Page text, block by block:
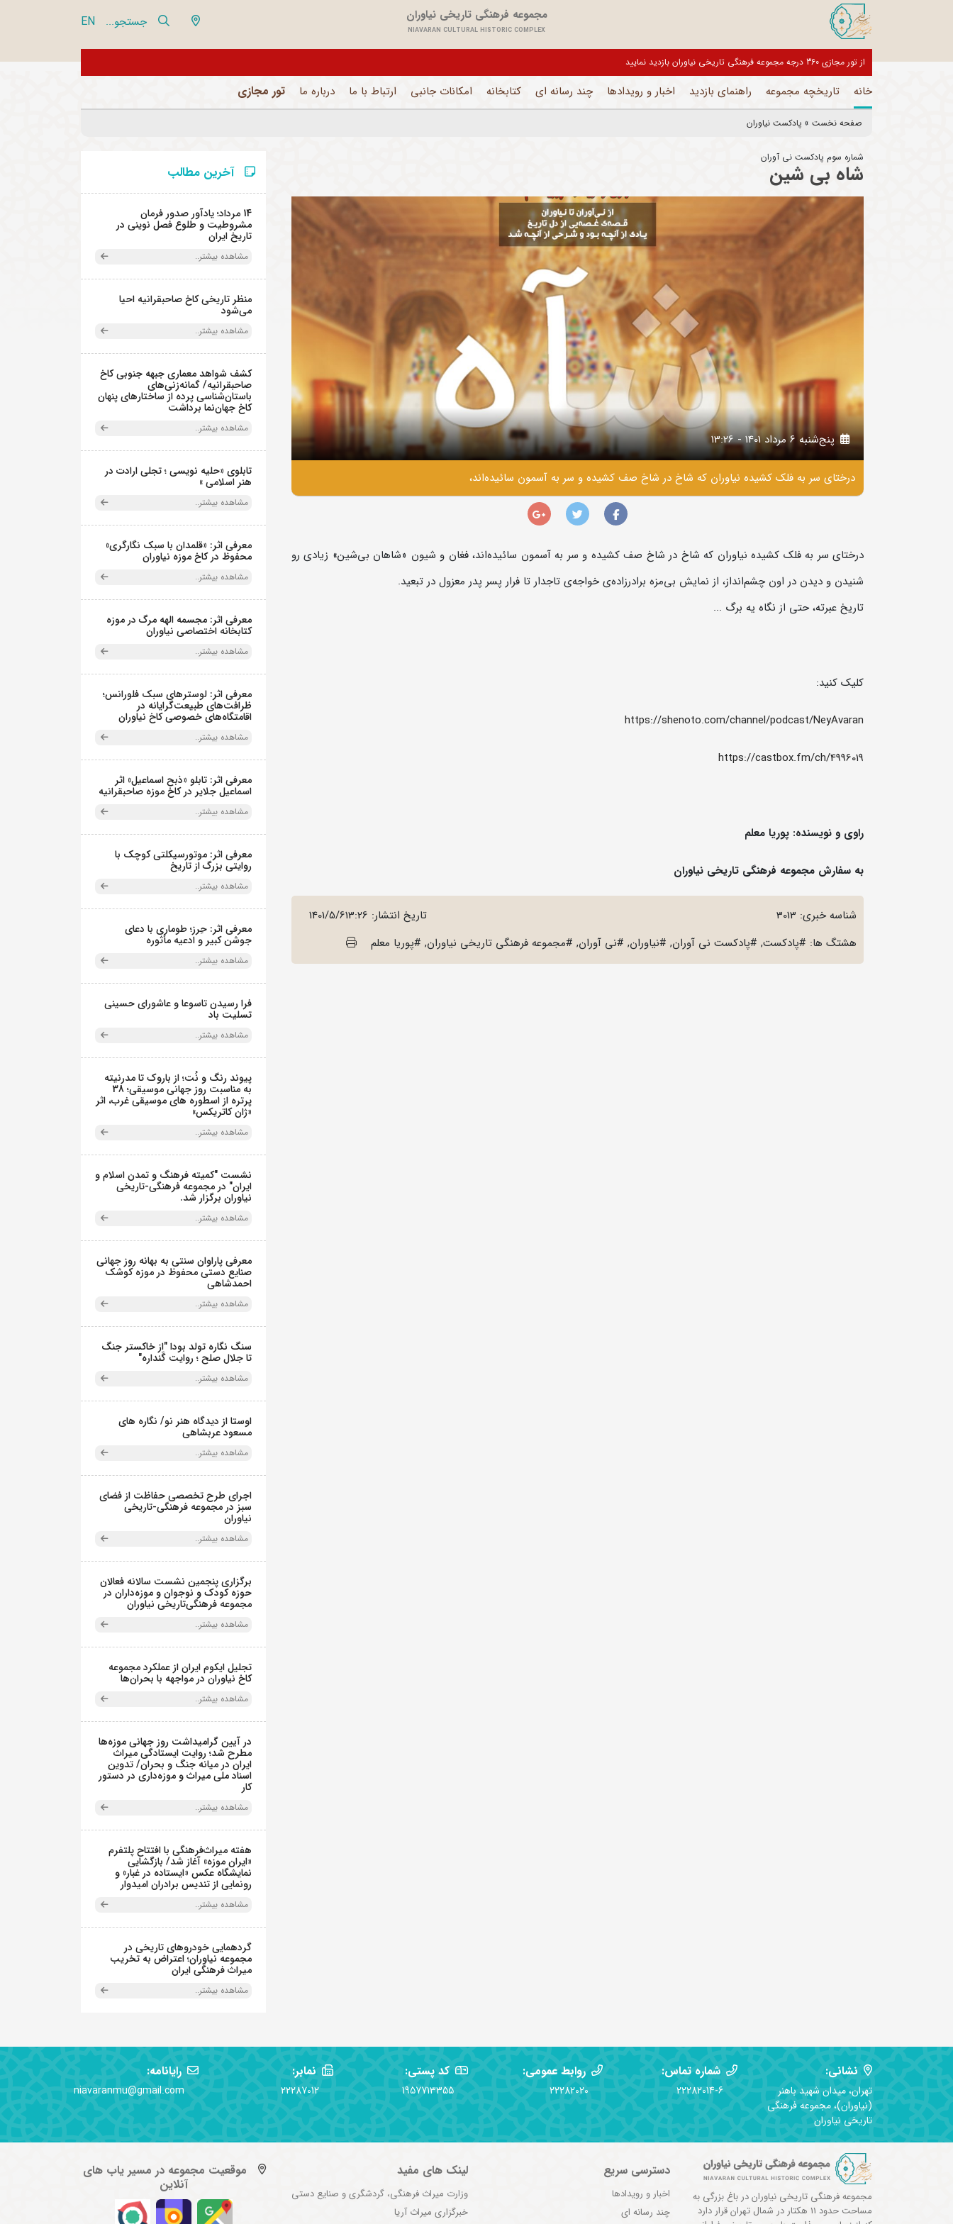
مجموعه فرهنگی تاریخی نیاوران
NIAVARAN CULTURAL HISTORIC COMPLEX جستجو... EN
بازدیدکنندگان گرامی، موزه های این مجموعه تا اطلاع ثانوی تعطیل می باشد و فقط بخش های اداری فعال است
خانه تاریخچه مجموعه راهنمای بازدید اخبار و رویدادها چند رسانه ای کتابخانه امکانات جانبی ارتباط با ما درباره ما تور مجازی
صفحه نخست » پادکست نیاوران
شماره سوم پادکست نی آوران
شاه بی شین
پنج‌شنبه 6 مرداد 1401 - 13:26
درختای سر به فلک کشیده نیاوران که شاخ در شاخ صف کشیده و سر به آسمون سائیده‌اند،
درختای سر به فلک کشیده نیاوران که شاخ در شاخ صف کشیده و سر به آسمون سائیده‌اند، فغان و شیون «شاهان بی‌شین» زیادی رو
شنیدن و دیدن در اون چشم‌انداز، از نمایش بی‌مزه برادرزاده‌ی خواجه‌ی تاجدار تا فرار پسر پدر معزول در تبعید.
تاریخ عبرته، حتی از نگاه یه برگ ...
کلیک کنید:
https://shenoto.com/channel/podcast/NeyAvaran
https://castbox.fm/ch/4996019
راوی و نویسنده: پوریا معلم
به سفارش مجموعه فرهنگی تاریخی نیاوران
شناسه خبری: 3013 تاریخ انتشار: 1401/5/613:26
هشتگ ها: #پادکست, #پادکست نی آوران, #نیاوران, #نی آوران, #مجموعه فرهنگی تاریخی نیاوران, #پوریا معلم
آخرین مطالب
14 مرداد؛ یادآور صدور فرمان
مشروطیت و طلوع فصل نوینی در
تاریخ ایران
مشاهده بیشتر..
منظر تاریخی کاخ صاحبقرانیه احیا
می‌شود
مشاهده بیشتر..
کشف شواهد معماری جبهه جنوبی کاخ
صاحبقرانیه/ گمانه‌زنی‌های
باستان‌شناسی پرده از ساختارهای پنهان
کاخ جهان‌نما برداشت
مشاهده بیشتر..
تابلوی «حلیه نویسی ؛ تجلی ارادت در
هنر اسلامی »
مشاهده بیشتر..
معرفی اثر: «قلمدان با سبک نگارگری»
محفوظ در کاخ موزه نیاوران
مشاهده بیشتر..
معرفی اثر: مجسمه الهه مرگ در موزه
کتابخانه اختصاصی نیاوران
مشاهده بیشتر..
معرفی اثر: لوسترهای سبک فلورانس؛
ظرافت‌های طبیعت‌گرایانه در
اقامتگاه‌های خصوصی کاخ نیاوران
مشاهده بیشتر..
معرفی اثر: تابلو «ذبح اسماعیل» اثر
اسماعیل جلایر در کاخ موزه صاحبقرانیه
مشاهده بیشتر..
معرفی اثر: موتورسیکلتی کوچک با
روایتی بزرگ از تاریخ
مشاهده بیشتر..
معرفی اثر: حِرز؛ طوماری با دعای
جوشن کبیر و ادعیه مأثوره
مشاهده بیشتر..
فرا رسیدن تاسوعا و عاشورای حسینی
تسلیت باد
مشاهده بیشتر..
پیوند رنگ و نُت؛ از باروک تا مدرنیته
به مناسبت روز جهانی موسیقی؛ 38
پرتره از اسطوره های موسیقی غرب، اثر
«ژان کاتریکس»
مشاهده بیشتر..
نشست "کمیته فرهنگ و تمدن اسلام و
ایران" در مجموعه فرهنگی‌-تاریخی
نیاوران برگزار شد.
مشاهده بیشتر..
معرفی پاراوان سنتی به بهانه روز جهانی
صنایع دستی محفوظ در موزه کوشک
احمدشاهی
مشاهده بیشتر..
سنگ نگاره تولد بودا "از خاکستر جنگ
تا جلال صلح ؛ روایت گَنداره"
مشاهده بیشتر..
اوستا از دیدگاه هنر نو/ نگاره های
مسعود عربشاهی
مشاهده بیشتر..
اجرای طرح تخصصی حفاظت از فضای
سبز در مجموعه فرهنگی-تاریخی
نیاوران
مشاهده بیشتر..
برگزاری پنجمین نشست سالانه فعالان
حوزه کودک و نوجوان و موزه‌داران در
مجموعه فرهنگی‌تاریخی نیاوران
مشاهده بیشتر..
تجلیل ایکوم ایران از عملکرد مجموعه
کاخ نیاوران در مواجهه با بحران‌ها
مشاهده بیشتر..
در آیین گرامیداشت روز جهانی موزه‌ها
مطرح شد؛ روایت ایستادگی میراث
ایران در میانه جنگ و بحران/ تدوین
اسناد ملی میراث و موزه‌داری در دستور
کار
مشاهده بیشتر..
هفته میراث‌فرهنگی با افتتاح پلتفرم
«ایران موزه» آغاز شد/ بازگشایی
نمایشگاه عکس «ایستاده در غبار» و
رونمایی از تندیس برادران امیدوار
مشاهده بیشتر..
گردهمایی خودروهای تاریخی در
مجموعه نیاوران؛ اعتراض به تخریب
میراث فرهنگی ایران
مشاهده بیشتر..
نشانی:
تهران، میدان شهید باهنر
(نیاوران)، مجموعه فرهنگی
تاریخی نیاوران
شماره تماس:
22282014-6
روابط عمومی:
22282020
کد پستی:
1957713355
نمابر:
22287012
رایانامه:
niavaranmu@gmail.com
مجموعه فرهنگی تاریخی نیاوران در باغ بزرگی به
مساحت حدود 11 هکتار در شمال تهران قرار دارد
دسترسی سریع
اخبار و رویدادها
چند رسانه ای
لینک های مفید
وزارت میراث فرهنگی، گردشگری و صنایع دستی
خبرگزاری میراث آریا
موقعیت مجموعه در مسیر یاب های
آنلاین